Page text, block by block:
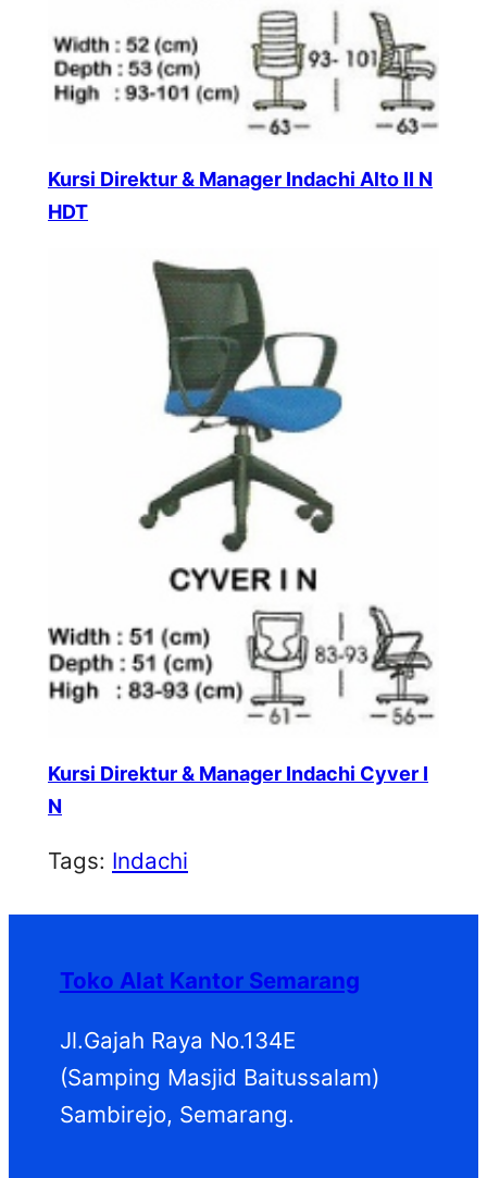
Kursi Direktur & Manager Indachi Alto II N
HDT
Kursi Direktur & Manager Indachi Cyver I
N
Tags: Indachi
Toko Alat Kantor Semarang
Jl.Gajah Raya No.134E
(Samping Masjid Baitussalam)
Sambirejo, Semarang.